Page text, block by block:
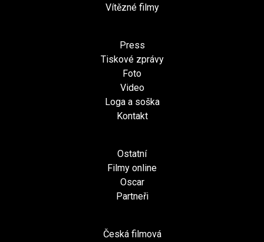
Vítězné filmy
Press
Tiskové zprávy
Foto
Video
Loga a soška
Kontakt
Ostatní
Filmy online
Oscar
Partneři
Česká filmová